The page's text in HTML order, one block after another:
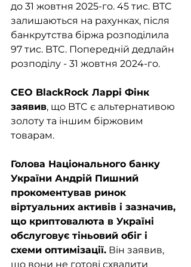
до 31 жовтня 2025-го. 45 тис. BTC
залишаються на рахунках, після
банкрутства біржа розподілила
97 тис. BTC. Попередній дедлайн
розподілу - 31 жовтня 2024-го.
CEO BlackRock Ларрі Фінк
заявив, що BTC є альтернативою
золоту та іншим біржовим
товарам.
Голова Національного банку
України Андрій Пишний
прокоментував ринок
віртуальних активів і зазначив,
що криптовалюта в Україні
обслуговує тіньовий обіг і
схеми оптимізації. Він заявив,
що вони не готові схвалити